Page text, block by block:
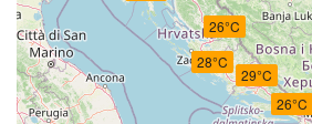
26°C
28°C
29°C
26°C